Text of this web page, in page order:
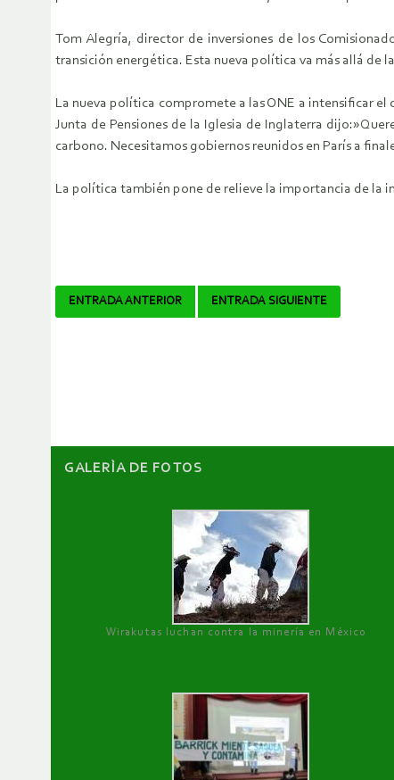
Tom Alegría, director de inversiones de los
transición energética. Esta nueva política va más allá de
La nueva política compromete a las ONE a intensificar
Junta de Pensiones de la Iglesia de Inglaterra
carbono. Necesitamos gobiernos reunidos en París a
La política también pone de relieve la importancia de la
Navegador
ENTRADA ANTERIOR ENTRADA SIGUIENTE
GALERÌA DE FOTOS
Wirakutas luchan contra la minería en México